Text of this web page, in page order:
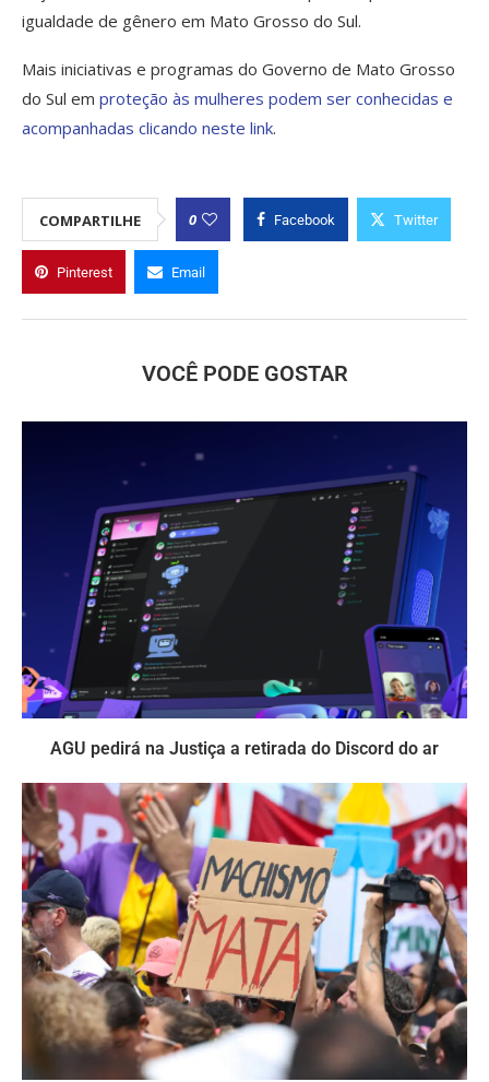
igualdade de gênero em Mato Grosso do Sul.
Mais iniciativas e programas do Governo de Mato Grosso
do Sul em proteção às mulheres podem ser conhecidas e
acompanhadas clicando neste link.
COMPARTILHE 0 Facebook Twitter
Pinterest Email
VOCÊ PODE GOSTAR
AGU pedirá na Justiça a retirada do Discord do ar